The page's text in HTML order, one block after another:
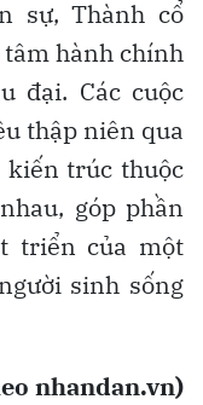
sự, Thành cổ
hành chính
đại. Các cuộc
thập niên qua
kiến trúc thuộc
góp phần
triển của một
sinh sống
nhandan.vn)